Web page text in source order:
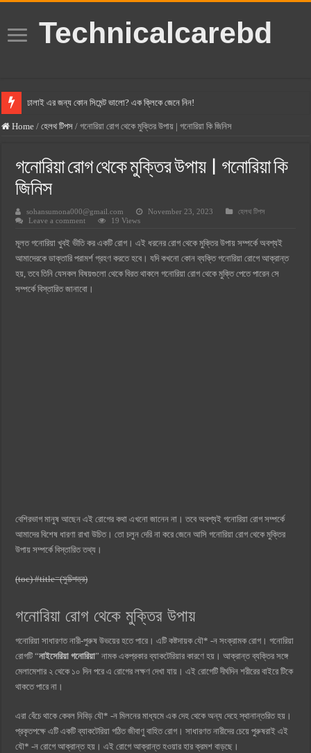
Technicalcarebd
ঢালাই এর জন্য কোন সিমেন্ট ভালো? এক ক্লিকে জেনে নিন!
বসুন্ধরা সিমেন্ট এর দাম ২০২৫
হোলসিম সিমেন্ট দাম ২০২৫
সুপারক্রিট সিমেন্ট দাম ২০২৫
জুডিশিয়াল ম্যাজিস্ট্রেট কি? জুডিশিয়াল ম্যাজিস্ট্রেট এর সুযোগ সুবিধা
ওয়ালটন মোবাইল কিস্তিতে কেনার নিয়ম ২০২৫
ওয়ালটন টিভি কিস্তিতে কেনার নিয়ম ২০২৫
Home / হেলথ টিপস / গনোরিয়া রোগ থেকে মুক্তির উপায় | গনোরিয়া কি জিনিস
গনোরিয়া রোগ থেকে মুক্তির উপায় | গনোরিয়া কি
জিনিস
sohansumona000@gmail.com November 23, 2023
হেলথ টিপস
Leave a comment
19 Views
মূলত গনোরিয়া খুবই ভীতি কর একটি রোগ। এই ধরনের রোগ থেকে মুক্তির উপায় সম্পর্কে অবশ্যই
আমাদেরকে ডাক্তারি পরামর্শ গ্রহণ করতে হবে। যদি কখনো কোন ব্যক্তি গনোরিয়া রোগে আক্রান্ত
হয়, তবে তিনি যেসকল বিষয়গুলো থেকে বিরত থাকলে গনোরিয়া রোগ থেকে মুক্তি পেতে পারেন সে
সম্পর্কে বিস্তারিত জানাবো।
বেশিরভাগ মানুষ আছেন এই রোগের কথা এখনো জানেন না। তবে অবশ্যই গনোরিয়া রোগ সম্পর্কে
আমাদের বিশেষ ধারণা রাখা উচিত। তো চলুন দেরি না করে জেনে আসি গনোরিয়া রোগ থেকে মুক্তির
উপায় সম্পর্কে বিস্তারিত তথ্য।
(toc) #title=(সুচিপত্র)
গনোরিয়া রোগ থেকে মুক্তির উপায়
গনোরিয়া সাধারণত নারী-পুরুষ উভয়ের হতে পারে। এটি কষ্টদায়ক যৌ* -ন সংক্রামক রোগ। গনোরিয়া
রোগটি “নাইসেরিয়া গনোরিয়া” নামক একপ্রকার ব্যাকটেরিয়ার কারণে হয়। আক্রান্ত ব্যক্তির সঙ্গে
মেলামেশার ২ থেকে ১০ দিন পরে এ রোগের লক্ষণ দেখা যায়। এই রোগেটি দীর্ঘদিন শরীরের বাইরে টিকে
থাকতে পারে না।
এরা বেঁচে থাকে কেবল নিবিড় যৌ* -ন মিলনের মাধ্যমে এক দেহ থেকে অন্য দেহে স্থানান্তরিত হয়।
প্রকৃতপক্ষে এটি একটি ব্যাকটেরিয়া গঠিত জীবাণু বাহিত রোগ। সাধারণত নারীদের চেয়ে পুরুষরাই এই
যৌ* -ন রোগে আক্রান্ত হয়। এই রোগে আক্রান্ত হওয়ার হার ক্রমশ বাড়ছে।